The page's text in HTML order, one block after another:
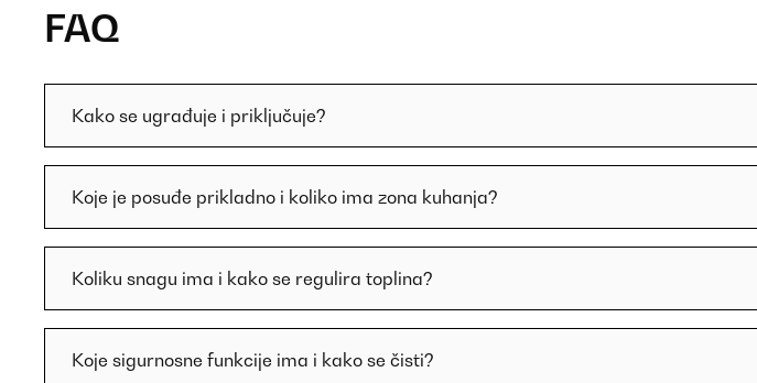
FAQ
Kako se ugrađuje i priključuje?
Koje je posuđe prikladno i koliko ima zona kuhanja?
Koliku snagu ima i kako se regulira toplina?
Koje sigurnosne funkcije ima i kako se čisti?